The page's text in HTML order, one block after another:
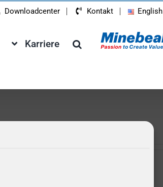
Downloadcenter Kontakt English
Karriere